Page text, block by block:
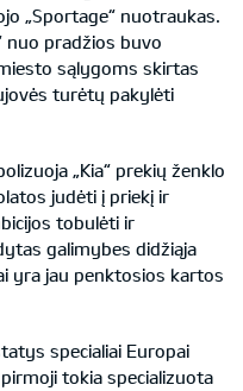
„Sportage“ nuotraukas.
nuo pradžios buvo
sąlygoms skirtas
turėtų pakylėti
„Kia“ prekių ženklo
judėti į priekį ir
tobulėti ir
galimybes didžiąja
yra jau penktosios kartos
specialiai Europai
tokia specializuota